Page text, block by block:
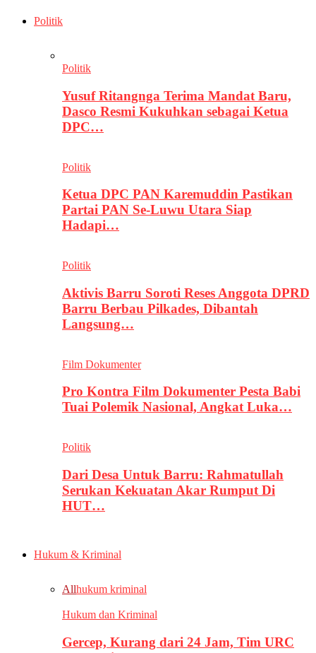
Politik
Politik
Yusuf Ritangnga Terima Mandat Baru,
Dasco Resmi Kukuhkan sebagai Ketua
DPC…
Politik
Ketua DPC PAN Karemuddin Pastikan
Partai PAN Se-Luwu Utara Siap
Hadapi…
Politik
Aktivis Barru Soroti Reses Anggota DPRD
Barru Berbau Pilkades, Dibantah
Langsung…
Film Dokumenter
Pro Kontra Film Dokumenter Pesta Babi
Tuai Polemik Nasional, Angkat Luka…
Politik
Dari Desa Untuk Barru: Rahmatullah
Serukan Kekuatan Akar Rumput Di
HUT…
Hukum & Kriminal
Allhukum kriminal
Hukum dan Kriminal
Gercep, Kurang dari 24 Jam, Tim URC